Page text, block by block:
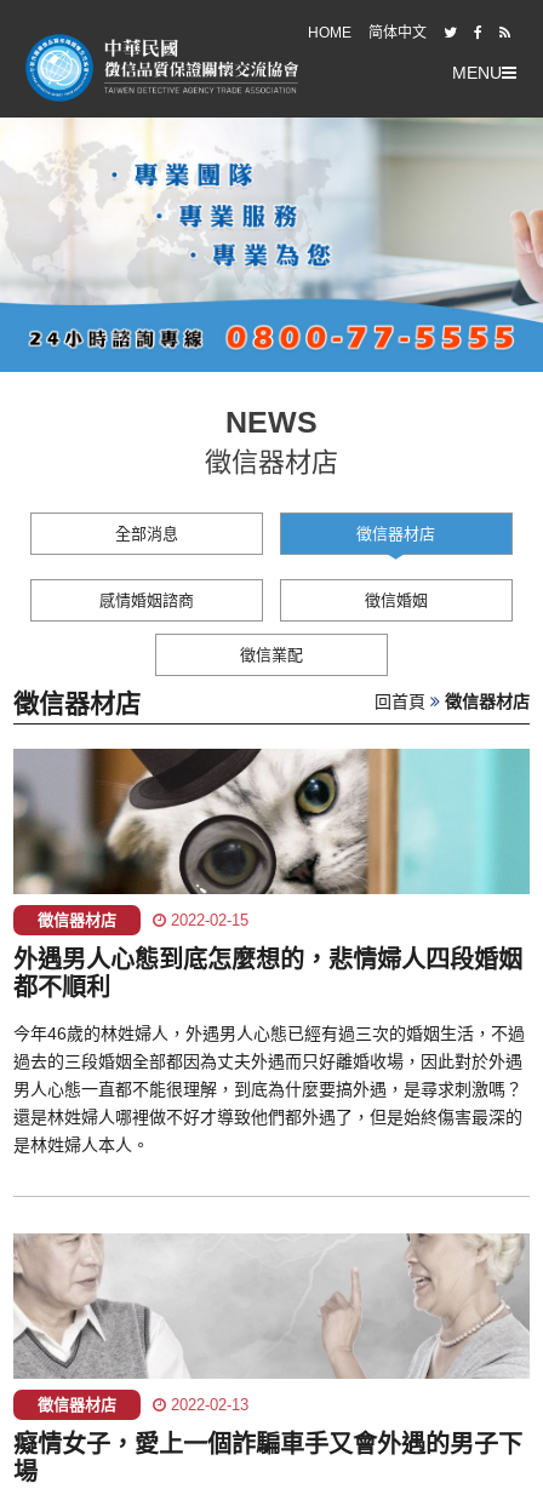
HOME 简体中文
MENU
NEWS
徵信器材店
全部消息 徵信器材店
感情婚姻諮商 徵信婚姻
徵信業配
徵信器材店 回首頁 徵信器材店
徵信器材店 2022-02-15
外遇男人心態到底怎麼想的，悲情婦人四段婚姻
都不順利
今年46歲的林姓婦人，外遇男人心態已經有過三次的婚姻生活，不過
過去的三段婚姻全部都因為丈夫外遇而只好離婚收場，因此對於外遇
男人心態一直都不能很理解，到底為什麼要搞外遇，是尋求刺激嗎？
還是林姓婦人哪裡做不好才導致他們都外遇了，但是始終傷害最深的
是林姓婦人本人。
徵信器材店 2022-02-13
癡情女子，愛上一個詐騙車手又會外遇的男子下
場